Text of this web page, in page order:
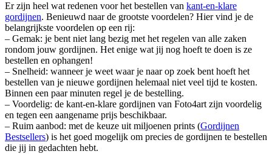
Er zijn heel wat redenen voor het bestellen van kant-en-klare
gordijnen. Benieuwd naar de grootste voordelen? Hier vind je de
belangrijkste voordelen op een rij:
– Gemak: je bent niet lang bezig met het regelen van alle zaken
rondom jouw gordijnen. Het enige wat jij nog hoeft te doen is ze
bestellen en ophangen!
– Snelheid: wanneer je weet waar je naar op zoek bent hoeft het
bestellen van je nieuwe gordijnen helemaal niet veel tijd te kosten.
Binnen een paar minuten regel je de bestelling.
– Voordelig: de kant-en-klare gordijnen van Foto4art zijn voordelig
en tegen een aangename prijs beschikbaar.
– Ruim aanbod: met de keuze uit miljoenen prints (Gordijnen
Bestsellers) is het goed mogelijk om precies de gordijnen te bestellen
die jij in gedachten hebt.